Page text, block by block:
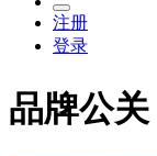
注册
登录
品牌公关